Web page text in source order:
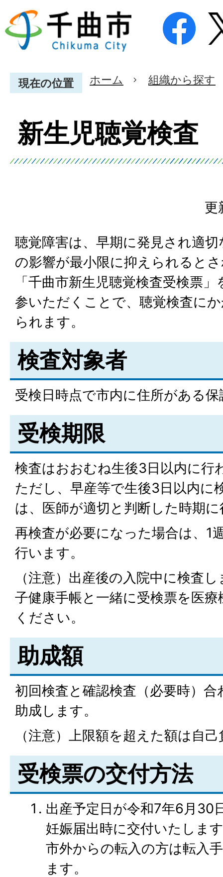
現在の位置 ホーム 組織から探す
新生児聴覚検査
更
聴覚障害は、早期に発見され適
の影響が最小限に抑えられると
「千曲市新生児聴覚検査受検票
参いただくことで、聴覚検査に
られます。
検査対象者
受検日時点で市内に住所がある
受検期限
検査はおおむね生後3日以内に行
ただし、早産等で生後3日以内に
は、医師が適切と判断した時期
再検査が必要になった場合は、1
行います。
（注意）出産後の入院中に検査
子健康手帳と一緒に受検票を医
ください。
助成額
初回検査と確認検査（必要時）
助成します。
（注意）上限額を超えた額は自
受検票の交付方法
出産予定日が令和7年6月30
妊娠届出時に交付いたしま
市外からの転入の方は転入
ます。